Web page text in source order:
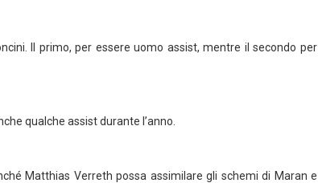
Il primo, per essere uomo assist, mentre il secondo per
qualche assist durante l’anno.
Matthias Verreth possa assimilare gli schemi di Maran e